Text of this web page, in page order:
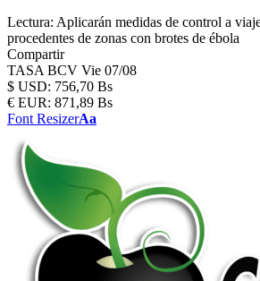
Lectura: Aplicarán medidas de control a
procedentes de zonas con brotes de ébola
Compartir
TASA BCV Vie 07/08
$ USD: 756,70 Bs
€ EUR: 871,89 Bs
Font ResizerAa